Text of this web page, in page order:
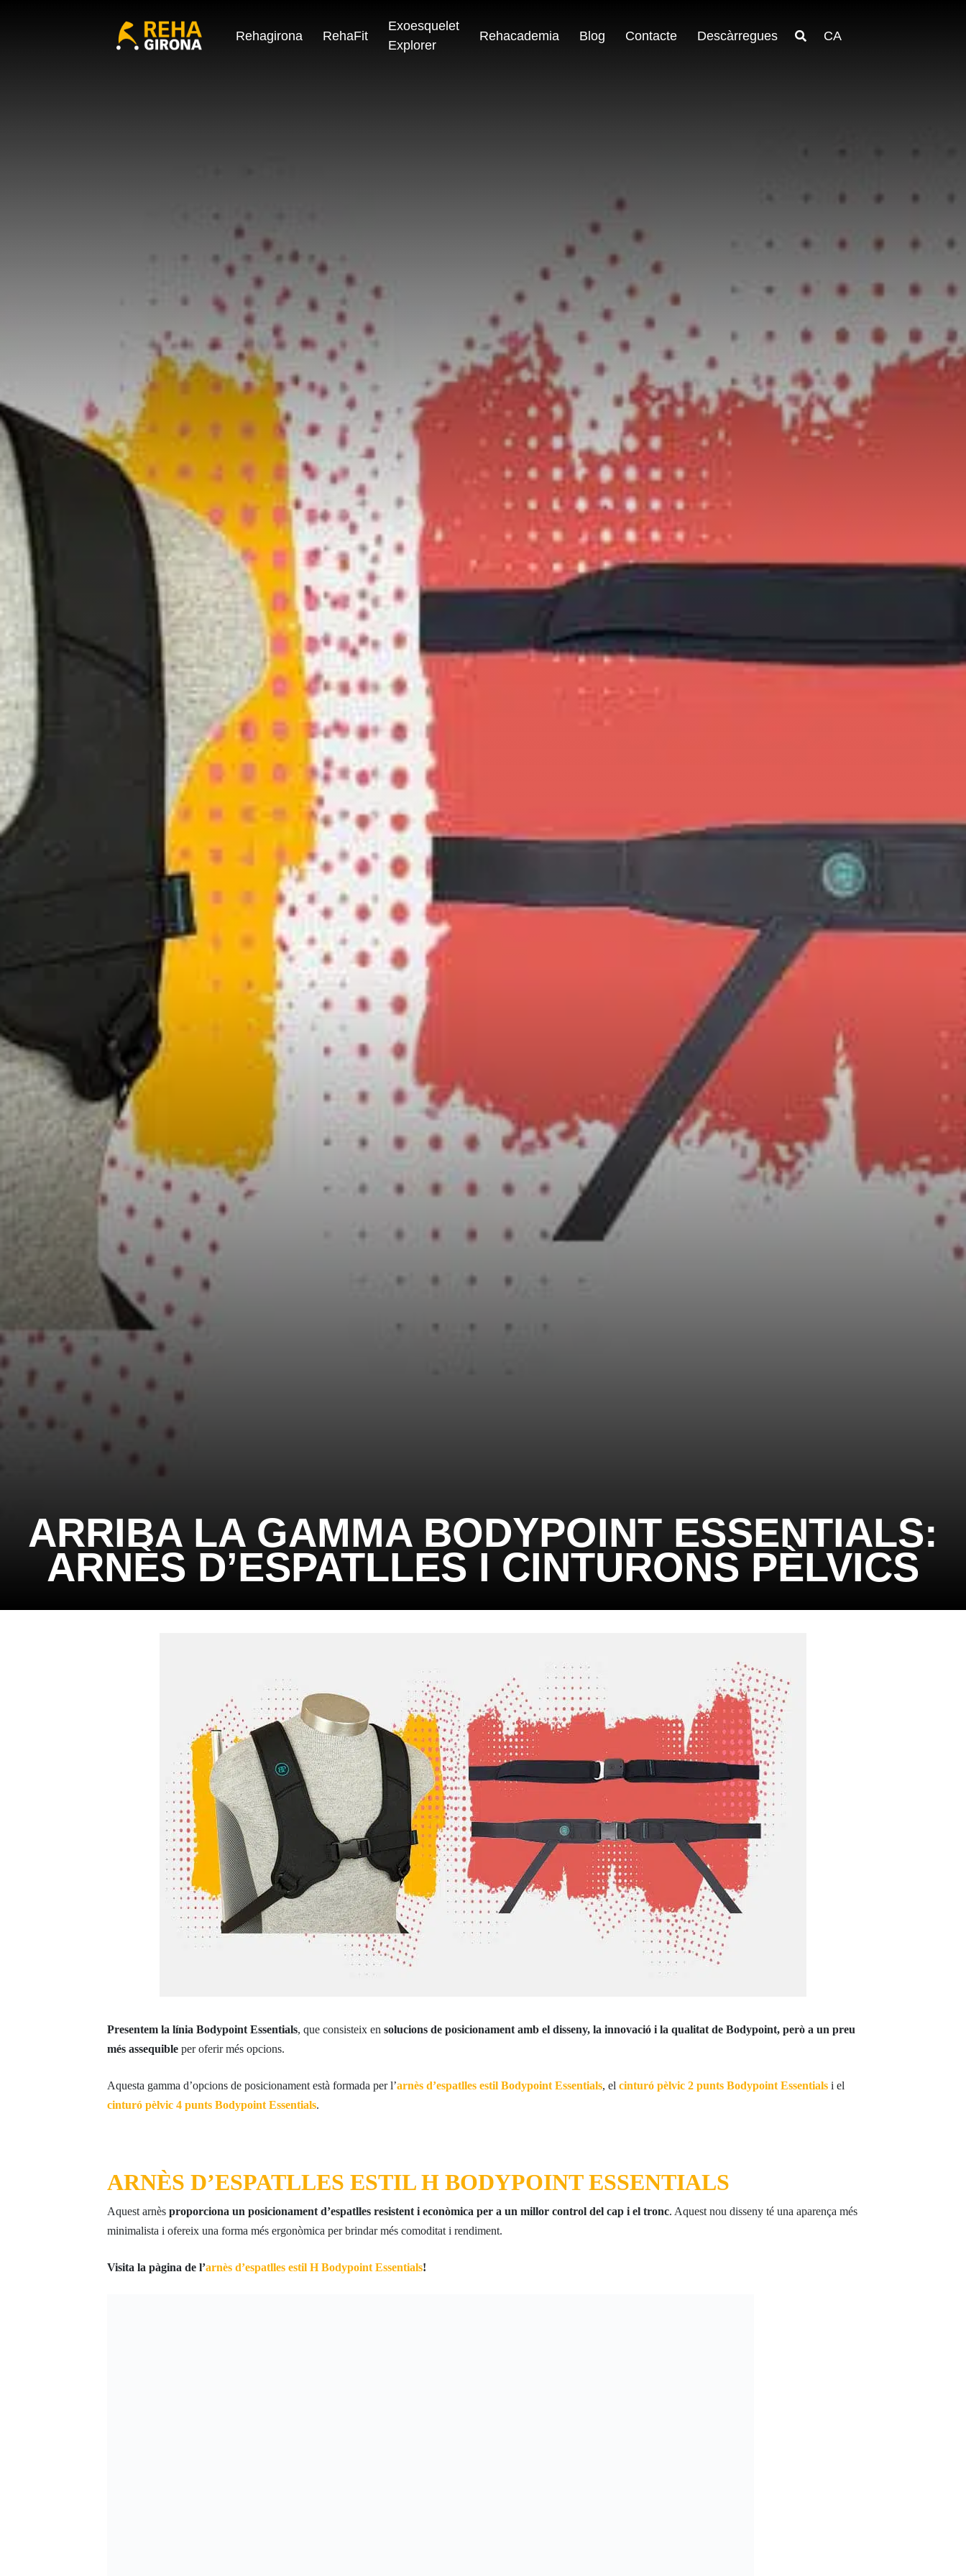
Rehagirona RehaFit
Exoesquelet
Explorer
Rehacademia Blog Contacte Descàrregues CA
ARRIBA LA GAMMA BODYPOINT ESSENTIALS:
ARNÈS D’ESPATLLES I CINTURONS PÈLVICS
Presentem la línia Bodypoint Essentials, que consisteix ensolucions de posicionament amb el disseny, la innovació i la qualitat de Bodypoint, però a un preu
més assequible per oferir més opcions.
Aquesta gamma d’opcions de posicionament està formada per l’arnès d’espatlles estil Bodypoint Essentials, elcinturó pèlvic 2 punts Bodypoint Essentials i el
cinturó pèlvic 4 punts Bodypoint Essentials.
ARNÈS D’ESPATLLES ESTIL H BODYPOINT ESSENTIALS
Aquest arnèsproporciona un posicionament d’espatlles resistent i econòmica per a un millor control del cap i el tronc. Aquest nou disseny té una aparença més
minimalista i ofereix una forma més ergonòmica per brindar més comoditat i rendiment.
Visita la pàgina de l’arnès d’espatlles estil H Bodypoint Essentials!